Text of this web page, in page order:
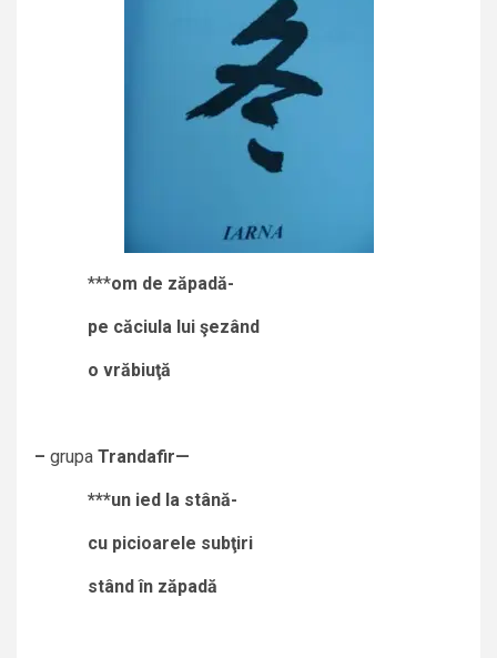
***om de zăpadă-
pe căciula lui şezând
o vrăbiuţă
– grupa Trandafir—
***un ied la stână-
cu picioarele subţiri
stând în zăpadă